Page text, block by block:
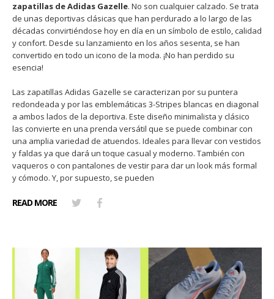
zapatillas de Adidas Gazelle. No son cualquier calzado. Se trata
de unas deportivas clásicas que han perdurado a lo largo de las
décadas convirtiéndose hoy en día en un símbolo de estilo, calidad
y confort. Desde su lanzamiento en los años sesenta, se han
convertido en todo un icono de la moda. ¡No han perdido su
esencia!
Las zapatillas Adidas Gazelle se caracterizan por su puntera
redondeada y por las emblemáticas 3-Stripes blancas en diagonal
a ambos lados de la deportiva. Este diseño minimalista y clásico
las convierte en una prenda versátil que se puede combinar con
una amplia variedad de atuendos. Ideales para llevar con vestidos
y faldas ya que dará un toque casual y moderno. También con
vaqueros o con pantalones de vestir para dar un look más formal
y cómodo. Y, por supuesto, se pueden
READ MORE